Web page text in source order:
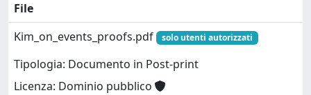
File
Kim_on_events_proofs.pdf
solo utenti autorizzati
Tipologia: Documento in Post-print
Licenza: Dominio pubblico